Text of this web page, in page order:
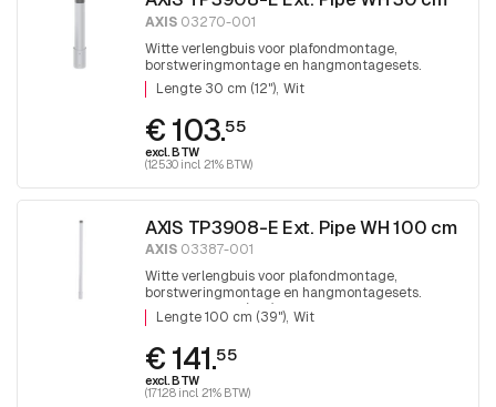
AXIS 03270-001
Witte verlengbuis voor plafondmontage,
borstweringmontage en hangmontagesets.
Lengte 30 cm (12") Wit
Lengte 30 cm (12") Wit
€ 103.55
excl. BTW
(125.30 incl. 21% BTW)
AXIS TP3908-E Ext. Pipe WH 100 cm
AXIS 03387-001
Witte verlengbuis voor plafondmontage,
borstweringmontage en hangmontagesets.
Lengte 100 cm (39") Wit
Lengte 100 cm (39") Wit
€ 141.55
excl. BTW
(171.28 incl. 21% BTW)